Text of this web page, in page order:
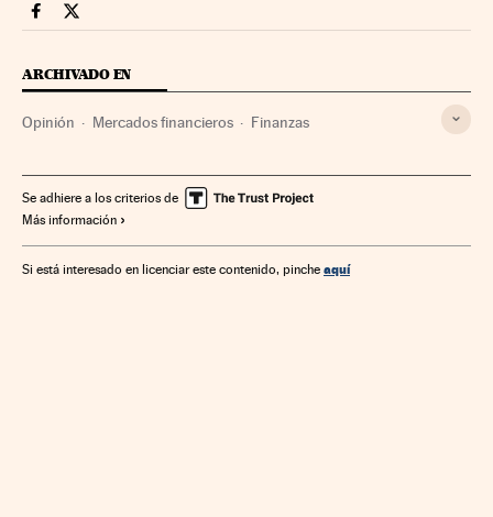
Mercados Financieros Cinco Días en Facebook
Mercados Financieros Cinco Días en Twitter
ARCHIVADO EN
Opinión Mercados financieros Finanzas
Se adhiere a los criterios de
Más información
Si está interesado en licenciar este contenido, pinche aquí